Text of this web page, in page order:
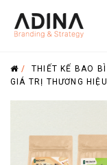
/THIẾT KẾ BAO BÌ
GIÁ TRỊ THƯƠNG